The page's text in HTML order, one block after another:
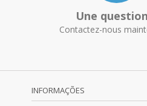
Une
Contactez-nous
INFORMAÇÕES